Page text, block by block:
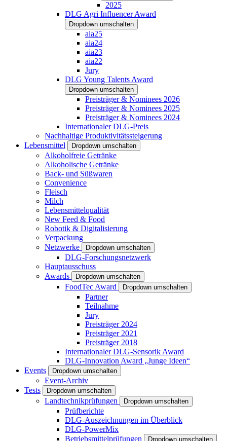
2025
DLG Agri Influencer Award
Dropdown umschalten
aia25
aia24
aia23
aia22
Jury
DLG Young Talents Award
Dropdown umschalten
Preisträger & Nominees 2026
Preisträger & Nominees 2025
Preisträger & Nominees 2024
Internationaler DLG-Preis
Nachhaltige Produktivitätssteigerung
Lebensmittel
Dropdown umschalten
Alkoholfreie Getränke
Alkoholische Getränke
Back- und Süßwaren
Convenience
Fleisch
Milch
Lebensmittelqualität
New Feed & Food
Robotik & Digitalisierung
Verpackung
Netzwerke
Dropdown umschalten
DLG-Forschungsnetzwerk
Hauptausschuss
Awards
Dropdown umschalten
FoodTec Award Dropdown umschalten
Partner
Teilnahme
Jury
Preisträger 2024
Preisträger 2021
Preisträger 2018
Internationaler DLG-Sensorik Award
DLG-Innovation Award „Junge Ideen“
Events
Dropdown umschalten
Event-Archiv
Tests
Dropdown umschalten
Landtechnikprüfungen Dropdown umschalten
Prüfberichte
DLG-Auszeichnungen im Überblick
DLG-PowerMix
Betriebsmittelprüfungen
Dropdown umschalten